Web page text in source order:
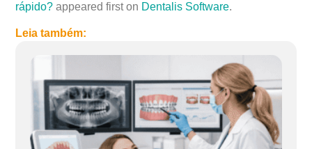
rápido? appeared first on Dentalis Software.
Leia também: